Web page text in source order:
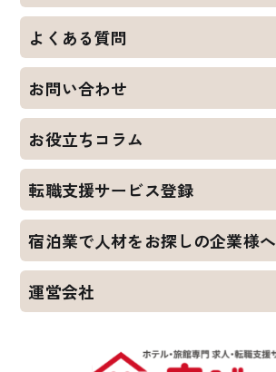
よくある質問
お問い合わせ
お役立ちコラム
転職支援サービス登録
宿泊業で人材をお探しの企業様へ
運営会社